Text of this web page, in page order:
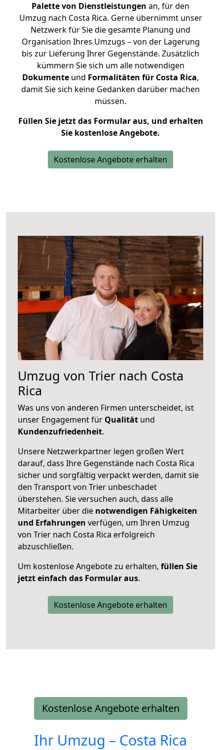
Palette von Dienstleistungen an, für den
Umzug nach Costa Rica. Gerne übernimmt unser
Netzwerk für Sie die gesamte Planung und
Organisation Ihres Umzugs – von der Lagerung
bis zur Lieferung Ihrer Gegenstände. Zusätzlich
kümmern Sie sich um alle notwendigen
Dokumente und Formalitäten für Costa Rica,
damit Sie sich keine Gedanken darüber machen
müssen.
Füllen Sie jetzt das Formular aus, und erhalten
Sie kostenlose Angebote.
Kostenlose Angebote erhalten
Umzug von Trier nach Costa
Rica
Was uns von anderen Firmen unterscheidet, ist
unser Engagement für Qualität und
Kundenzufriedenheit.
Unsere Netzwerkpartner legen großen Wert
darauf, dass Ihre Gegenstände nach Costa Rica
sicher und sorgfältig verpackt werden, damit sie
den Transport von Trier unbeschadet
überstehen. Sie versuchen auch, dass alle
Mitarbeiter über die notwendigen Fähigkeiten
und Erfahrungen verfügen, um Ihren Umzug
von Trier nach Costa Rica erfolgreich
abzuschließen.
Um kostenlose Angebote zu erhalten, füllen Sie
jetzt einfach das Formular aus.
Kostenlose Angebote erhalten
Kostenlose Angebote erhalten
Ihr Umzug – Costa Rica